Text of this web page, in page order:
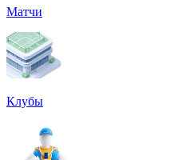
Матчи
Клубы